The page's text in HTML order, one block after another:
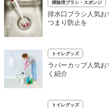
掃除用ブラシ・スポンジ
排水口ブラシ人気
つまり防止を
トイレグッズ
ラバーカップ人気
く紹介
トイレグッズ